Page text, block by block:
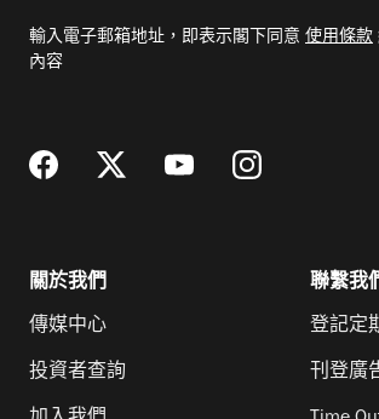
郵
輸入電子郵箱地址，即表示閣下同意 使用條款
內容
關於我們
傳媒中心
投資者查詢
聯繫我
登記定
刊登廣